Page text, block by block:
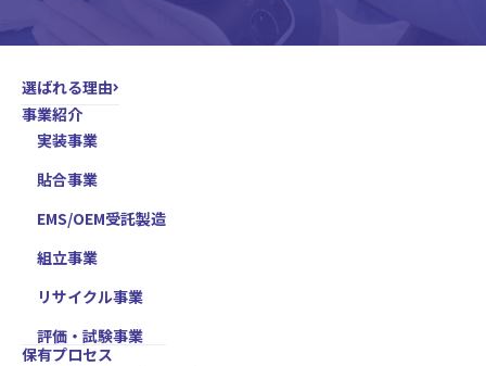
選ばれる理由
事業紹介
実装事業
貼合事業
EMS/OEM受託製造
組立事業
リサイクル事業
評価・試験事業
保有プロセス